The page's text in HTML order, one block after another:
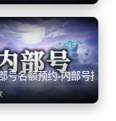
号名额预约-内部号招托